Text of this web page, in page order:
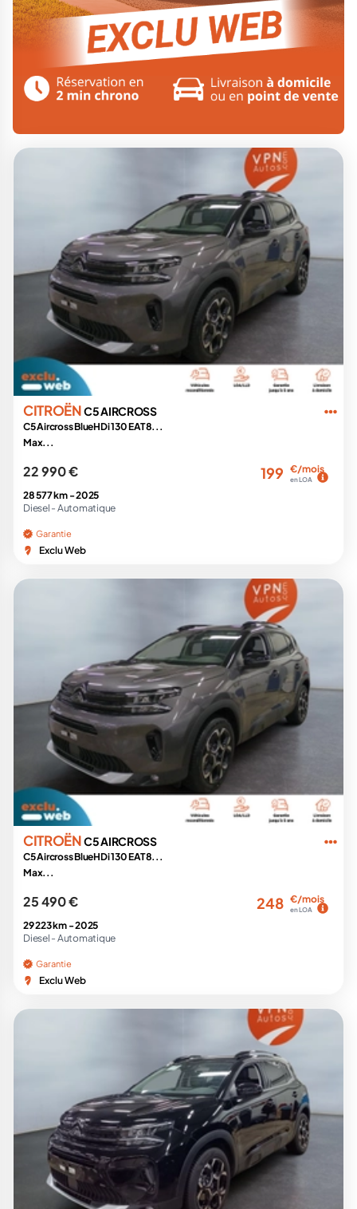
CITROËNC5 AIRCROSS
C5 Aircross BlueHDi 130 EAT8...
Max...
22 990 € 199 €/mois
en LOA
28 577 km -2025
Diesel - Automatique
Garantie
Exclu Web
CITROËNC5 AIRCROSS
C5 Aircross BlueHDi 130 EAT8...
Max...
25 490 € 248 €/mois
en LOA
29 223 km -2025
Diesel - Automatique
Garantie
Exclu Web